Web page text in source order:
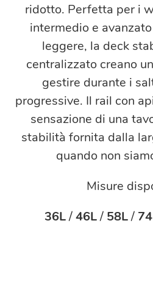
ridotto. Perfetta per i
intermedio e
leggere, la deck
centralizzato creano
gestire durante i
progressive. Il rail con
sensazione di una
stabilità fornita dalla
quando non
Misure
36L/46L/ 58L/